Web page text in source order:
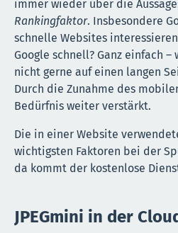
immer wieder über die
Rankingfaktor. Insbesondere
schnelle Websites
Google schnell? Ganz einfach
nicht gerne auf einen langen
Durch die Zunahme des
Bedürfnis weiter verstärkt.
Die in einer Website
wichtigsten Faktoren bei der
da kommt der kostenlose
JPEGmini in der